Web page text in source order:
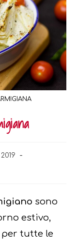
sono
estivo,
tutte le